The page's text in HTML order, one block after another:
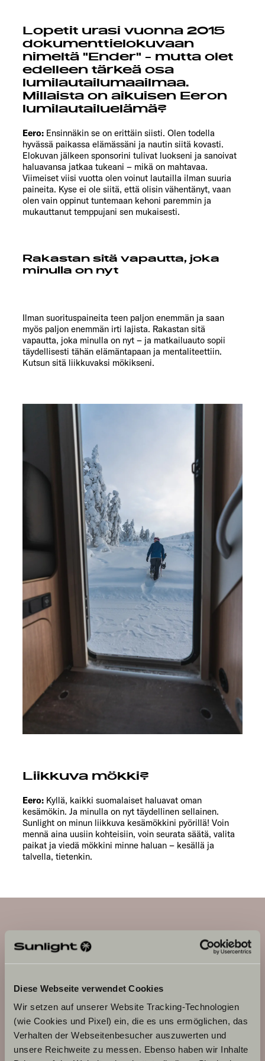
Diese Webseite verwendet Cookies
Wir setzen auf unserer Website Tracking-Technologien
(wie Cookies und Pixel) ein, die es uns ermöglichen, das
Verhalten der Webseitenbesucher auszuwerten und
unsere Reichweite zu messen. Ebenso haben wir Inhalte
Lopetit urasi vuonna 2015
dokumenttielokuvaan
nimeltä "Ender" - mutta olet
edelleen tärkeä osa
lumilautailumaailmaa.
Millaista on aikuisen Eeron
lumilautailuelämä?
Eero: Ensinnäkin se on erittäin siisti. Olen todella
hyvässä paikassa elämässäni ja nautin siitä kovasti.
Elokuvan jälkeen sponsorini tulivat luokseni ja sanoivat
haluavansa jatkaa tukeani – mikä on mahtavaa.
Viimeiset viisi vuotta olen voinut lautailla ilman suuria
paineita. Kyse ei ole siitä, että olisin vähentänyt, vaan
olen vain oppinut tuntemaan kehoni paremmin ja
mukauttanut temppujani sen mukaisesti.
Ilman suorituspaineita teen paljon enemmän ja saan
myös paljon enemmän irti lajista. Rakastan sitä
vapautta, joka minulla on nyt – ja matkailuauto sopii
täydellisesti tähän elämäntapaan ja mentaliteettiin.
Kutsun sitä liikkuvaksi mökikseni.
Rakastan sitä vapautta, joka
minulla on nyt
Liikkuva mökki?
Eero: Kyllä, kaikki suomalaiset haluavat oman
kesämökin. Ja minulla on nyt täydellinen sellainen.
Sunlight on minun liikkuva kesämökkini pyörillä! Voin
mennä aina uusiin kohteisiin, voin seurata säätä, valita
paikat ja viedä mökkini minne haluan – kesällä ja
talvella, tietenkin.
T 68 Adventure